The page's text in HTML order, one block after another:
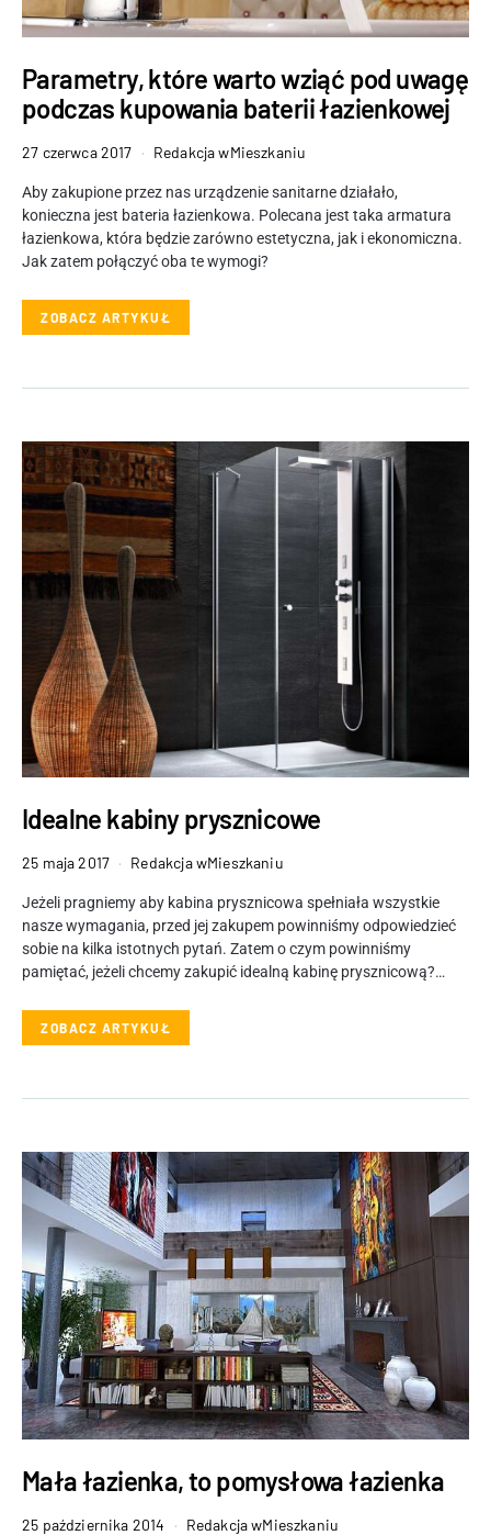
Parametry, które warto wziąć pod uwagę
podczas kupowania baterii łazienkowej
27 czerwca 2017 Redakcja wMieszkaniu
Aby zakupione przez nas urządzenie sanitarne działało,
konieczna jest bateria łazienkowa. Polecana jest taka armatura
łazienkowa, która będzie zarówno estetyczna, jak i ekonomiczna.
Jak zatem połączyć oba te wymogi?
ZOBACZ ARTYKUŁ
Idealne kabiny prysznicowe
25 maja 2017 Redakcja wMieszkaniu
Jeżeli pragniemy aby kabina prysznicowa spełniała wszystkie
nasze wymagania, przed jej zakupem powinniśmy odpowiedzieć
sobie na kilka istotnych pytań. Zatem o czym powinniśmy
pamiętać, jeżeli chcemy zakupić idealną kabinę prysznicową?…
ZOBACZ ARTYKUŁ
Mała łazienka, to pomysłowa łazienka
25 października 2014 Redakcja wMieszkaniu